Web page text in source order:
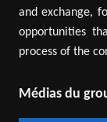
and exchange,
opportunities
process of the
Médias du